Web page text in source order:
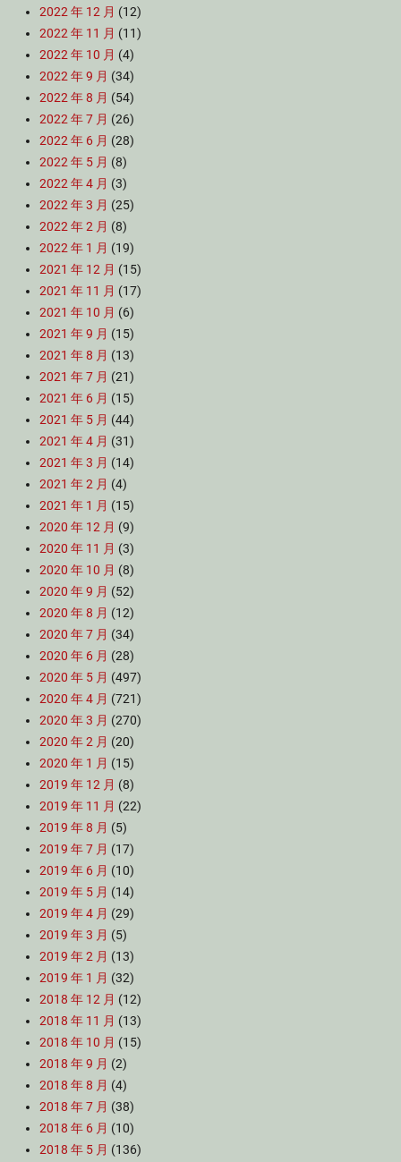
2022 年 12 月 (12)
2022 年 11 月 (11)
2022 年 10 月 (4)
2022 年 9 月 (34)
2022 年 8 月 (54)
2022 年 7 月 (26)
2022 年 6 月 (28)
2022 年 5 月 (8)
2022 年 4 月 (3)
2022 年 3 月 (25)
2022 年 2 月 (8)
2022 年 1 月 (19)
2021 年 12 月 (15)
2021 年 11 月 (17)
2021 年 10 月 (6)
2021 年 9 月 (15)
2021 年 8 月 (13)
2021 年 7 月 (21)
2021 年 6 月 (15)
2021 年 5 月 (44)
2021 年 4 月 (31)
2021 年 3 月 (14)
2021 年 2 月 (4)
2021 年 1 月 (15)
2020 年 12 月 (9)
2020 年 11 月 (3)
2020 年 10 月 (8)
2020 年 9 月 (52)
2020 年 8 月 (12)
2020 年 7 月 (34)
2020 年 6 月 (28)
2020 年 5 月 (497)
2020 年 4 月 (721)
2020 年 3 月 (270)
2020 年 2 月 (20)
2020 年 1 月 (15)
2019 年 12 月 (8)
2019 年 11 月 (22)
2019 年 8 月 (5)
2019 年 7 月 (17)
2019 年 6 月 (10)
2019 年 5 月 (14)
2019 年 4 月 (29)
2019 年 3 月 (5)
2019 年 2 月 (13)
2019 年 1 月 (32)
2018 年 12 月 (12)
2018 年 11 月 (13)
2018 年 10 月 (15)
2018 年 9 月 (2)
2018 年 8 月 (4)
2018 年 7 月 (38)
2018 年 6 月 (10)
2018 年 5 月 (136)